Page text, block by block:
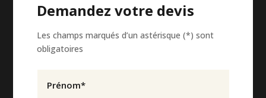
Demandez votre devis
Les champs marqués d’un astérisque (*) sont
obligatoires